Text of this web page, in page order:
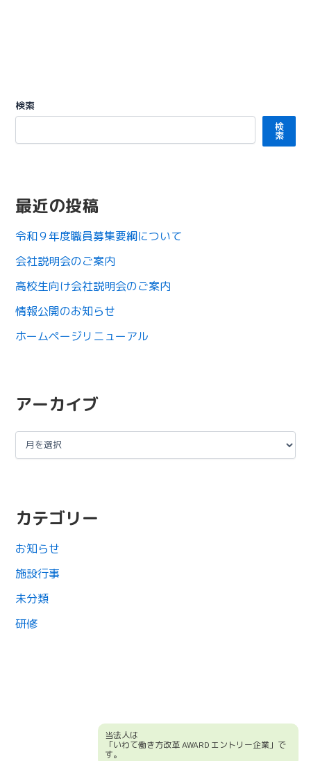
検索
検
索
最近の投稿
令和９年度職員募集要綱について
会社説明会のご案内
高校生向け会社説明会のご案内
情報公開のお知らせ
ホームページリニューアル
アーカイブ
カテゴリー
お知らせ
施設行事
未分類
研修
当法人は
「いわて働き方改革 AWARD エントリー企業」で
す。